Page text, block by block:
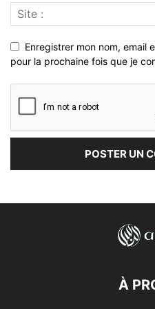
Enregistrer mon nom, email
pour la prochaine fois que je
À